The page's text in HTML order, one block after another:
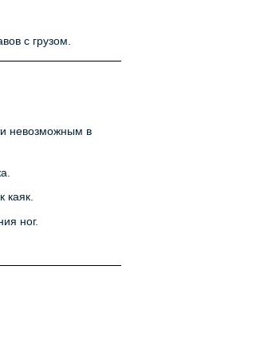
с грузом.
невозможным в
каяк.
ног.